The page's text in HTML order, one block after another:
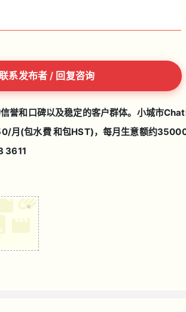
系发布者 / 回复咨询
誉和口碑以及稳定的客户群体。小城市
月(包水費 和包HST)，每月生意额约
3611
×